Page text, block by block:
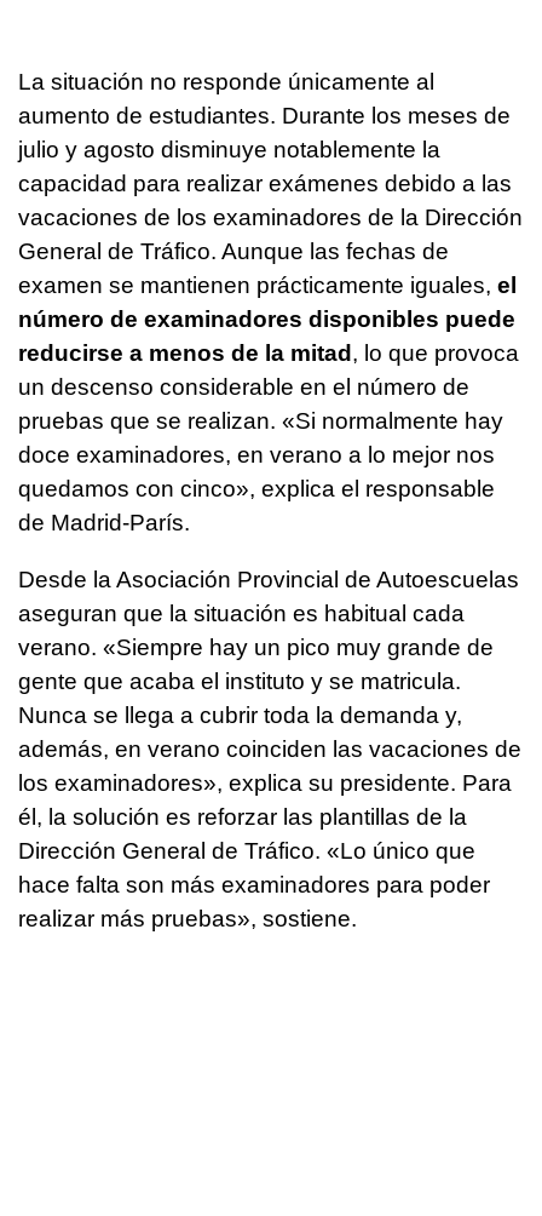
La situación no responde únicamente al
aumento de estudiantes. Durante los meses de
julio y agosto disminuye notablemente la
capacidad para realizar exámenes debido a las
vacaciones de los examinadores de la Dirección
General de Tráfico. Aunque las fechas de
examen se mantienen prácticamente iguales, el
número de examinadores disponibles puede
reducirse a menos de la mitad , lo que provoca
un descenso considerable en el número de
pruebas que se realizan. «Si normalmente hay
doce examinadores, en verano a lo mejor nos
quedamos con cinco», explica el responsable
de Madrid-París.
Desde la Asociación Provincial de Autoescuelas
aseguran que la situación es habitual cada
verano. «Siempre hay un pico muy grande de
gente que acaba el instituto y se matricula.
Nunca se llega a cubrir toda la demanda y,
además, en verano coinciden las vacaciones de
los examinadores», explica su presidente. Para
él, la solución es reforzar las plantillas de la
Dirección General de Tráfico. «Lo único que
hace falta son más examinadores para poder
realizar más pruebas», sostiene.